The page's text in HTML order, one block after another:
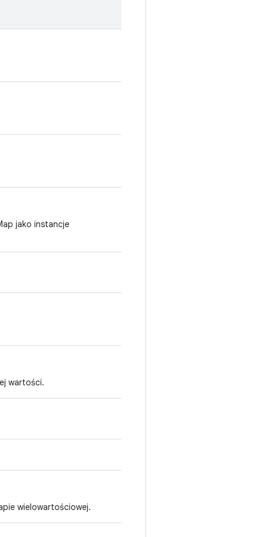
jako instancje
wartości.
wielowartościowej.